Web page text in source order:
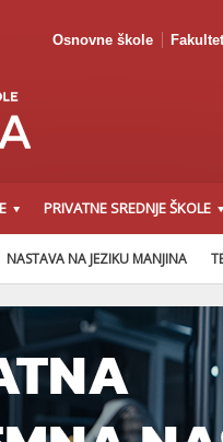
Osnovne škole
PRIVATNE SREDNJE ŠKOLE
NASTAVA NA JEZIKU MANJINA